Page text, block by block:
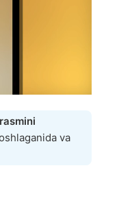
va